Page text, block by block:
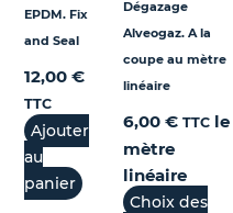
EPDM. Fix
and Seal
12,00€
TTC
Ajouter
au
panier
Dégazage
Alveogaz. A la
coupe au mètre
linéaire
6,00€ TTC le
mètre
linéaire
Choix des
sur
la
du